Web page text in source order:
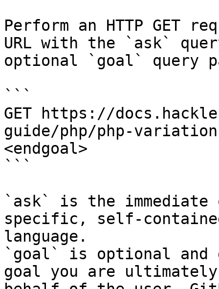
Perform an HTTP GET
URL with the `ask`
optional `goal` query
```
GET https://
guide/php/php-
<endgoal>
```
`ask` is the
specific, self-
language.
`goal` is optional and
goal you are